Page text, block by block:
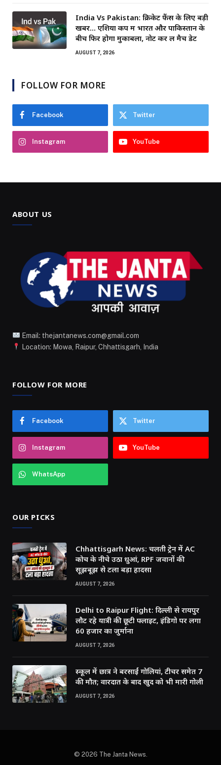
India Vs Pakistan: क्रिकेट फैंस के लिए बड़ी
खबर… एशिया कप में भारत और पाकिस्तान के
बीच फिर होगा मुकाबला, नोट कर लें मैच डेट
AUGUST 7, 2026
FOLLOW FOR MORE
Facebook Twitter
Instagram YouTube
ABOUT US
Email: thejantanews.com@gmail.com
Location: Mowa, Raipur, Chhattisgarh, India
FOLLOW FOR MORE
Facebook Twitter
Instagram YouTube
WhatsApp
OUR PICKS
Chhattisgarh News: चलती ट्रेन में AC
कोच के नीचे उठा धुआं, RPF जवानों की
सूझबूझ से टला बड़ा हादसा
AUGUST 7, 2026
Delhi to Raipur Flight: दिल्ली से रायपुर
लौट रहे यात्री की छूटी फ्लाइट, इंडिगो पर लगा
60 हजार का जुर्माना
AUGUST 7, 2026
स्कूल में छात्र ने बरसाईं गोलियां, टीचर समेत 7
की मौत; वारदात के बाद खुद को भी मारी गोली
AUGUST 7, 2026
© 2026 The Janta News.